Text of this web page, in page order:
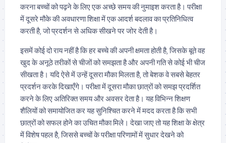
करना बच्चों को पढ़ने के लिए एक अच्छे समय की नुमाइश करता है। परीक्षा
में दूसरे मौके की अवधारणा शिक्षा में एक आदर्श बदलाव का प्रतिनिधित्व
करती है, जो प्रदर्शन से अधिक सीखने पर जोर देती है।
इसमें कोई दो राय नहीं है कि हर बच्चे की अपनी क्षमता होती है, जिसके बूते वह
खुद के अनूठे तरीकों से चीजों को समझता है और अपनी गति से कोई भी चीज
सीखता है। यदि ऐसे में उन्हें दूसरा मौका मिलता है, तो बेशक वे सबसे बेहतर
प्रदर्शन करके दिखाएँगे। परीक्षा में दूसरा मौका छात्रों को समझ प्रदर्शित
करने के लिए अतिरिक्त समय और अवसर देता है। यह विभिन्न शिक्षण
शैलियों को समायोजित कर यह सुनिश्चित करने में मदद करता है कि सभी
छात्रों को सफल होने का उचित मौका मिले। देखा जाए तो यह शिक्षा के क्षेत्र
में विशेष पहल है, जिससे बच्चों के परीक्षा परिणामों में सुधार देखने को